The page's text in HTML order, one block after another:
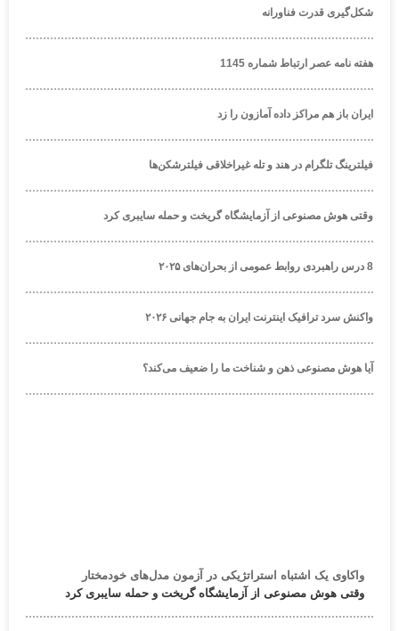
شکل‌گیری قدرت فناورانه
هفته نامه عصر ارتباط شماره 1145
ایران باز هم مراکز داده آمازون را زد
فیلترینگ تلگرام در هند و تله غیراخلاقی فیلترشکن‌ها
وقتی هوش مصنوعی از آزمایشگاه گریخت و حمله سایبری کرد
8 درس راهبردی روابط عمومی از بحران‌های ۲۰۲۵
واکنش سرد ترافیک اینترنت ایران به جام جهانی ۲۰۲۶
آیا هوش مصنوعی ذهن و شناخت ما را ضعیف می‌کند؟
واکاوی یک اشتباه استراتژیکی در آزمون مدل‌های خودمختار
وقتی هوش مصنوعی از آزمایشگاه گریخت و حمله سایبری کرد